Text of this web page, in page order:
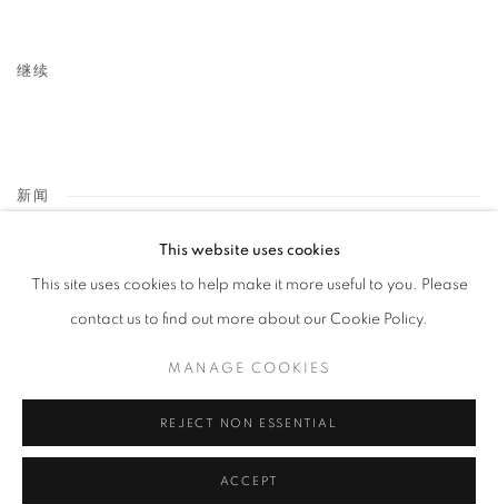
继续
新闻
This website uses cookies
This site uses cookies to help make it more useful to you. Please
contact us to find out more about our Cookie Policy.
MANAGE COOKIES
REJECT NON ESSENTIAL
ACCEPT